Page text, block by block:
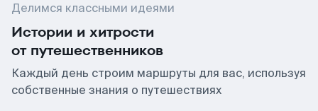
Делимся классными идеями
Истории и хитрости
от путешественников
Каждый день строим маршруты для вас, используя
собственные знания о путешествиях